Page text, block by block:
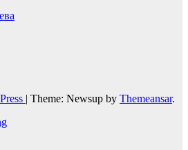
| Theme: Newsup by Themeansar.